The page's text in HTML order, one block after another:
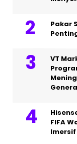
Pakar
VT
FIFA